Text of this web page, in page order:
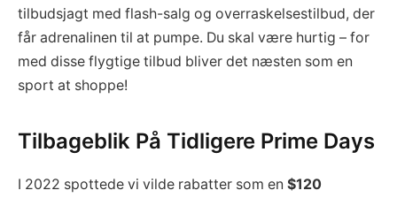
tilbudsjagt med flash-salg og overraskelsestilbud, der
får adrenalinen til at pumpe. Du skal være hurtig – for
med disse flygtige tilbud bliver det næsten som en
sport at shoppe!
Tilbageblik På Tidligere Prime Days
I 2022 spottede vi vilde rabatter som en $120